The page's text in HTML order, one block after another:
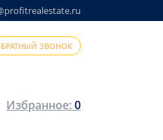
ЗВОНОК
Избранное:0